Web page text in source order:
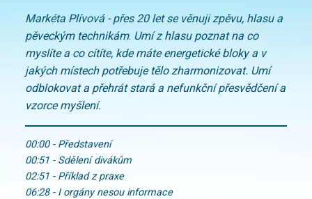
Markéta Plívová - přes 20 let se věnuji zpěvu, hlasu a
pěveckým technikám. Umí z hlasu poznat na co
myslíte a co cítíte, kde máte energetické bloky a v
jakých místech potřebuje tělo zharmonizovat. Umí
odblokovat a přehrát stará a nefunkční přesvědčení a
vzorce myšlení.
00:00 - Představení
00:51 - Sdělení divákům
02:51 - Příklad z praxe
06:28 - I orgány nesou informace